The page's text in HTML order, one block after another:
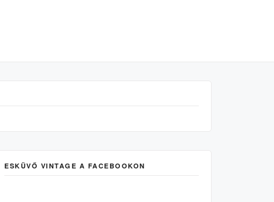
ESKÜVŐ VINTAGE A FACEBOOKON